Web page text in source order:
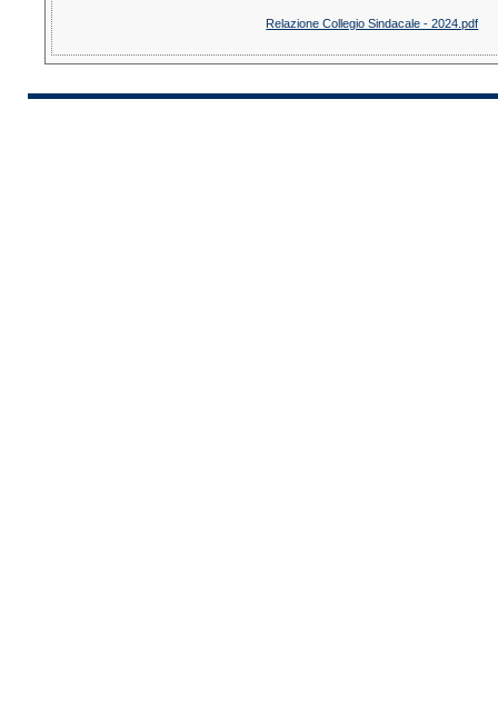
Relazione Collegio Sindacale - 2024.pdf